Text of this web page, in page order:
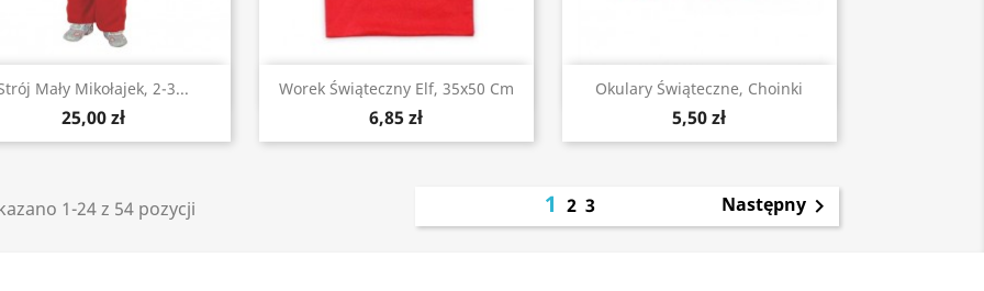
Mały Mikołajek, 2-3...
25,00 zł
Szybki podgląd Worek Świąteczny Elf, 35x50 Cm
6,85 zł
Szybki podgląd Okulary Świąteczne, Choinki
5,50 zł
Szybki podgląd
1-24 z 54 pozycji 123 Następny